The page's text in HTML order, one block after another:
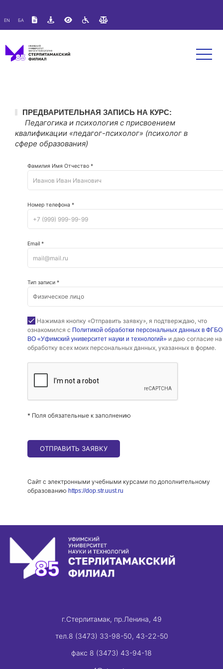
Размер шрифта:
EN БА
ПРЕДВАРИТЕЛЬНАЯ ЗАПИСЬ НА КУРС:
Педагогика и психология с присвоением
квалификации «педагог-психолог» (психолог в
сфере образования)
Фамилия Имя Отчество *
Номер телефона *
Email *
Тип записи *
Нажимая кнопку «Отправить заявку», я подтверждаю, что
ознакомился с Политикой обработки персональных данных в
ВО «Уфимский университет науки и технологий» и даю согласие на
обработку всех моих персональных данных, указанных в форме.
* Поля обязательные к заполнению
ОТПРАВИТЬ ЗАЯВКУ
Сайт с электронными учебными курсами по дополнительному
образованию https://dop.str.uust.ru
г.Стерлитамак, пр.Ленина, 49
тел.8 (3473) 33-98-50, 43-22-50
факс 8 (3473) 43-94-18